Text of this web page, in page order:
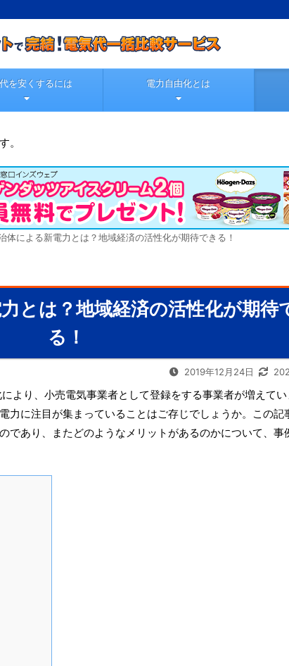
を安くするには 電力自由化とは
。
体による新電力とは？地域経済の活性化が期待できる！
とは？地域経済の活性化が期待
る！
2019年12月24日
より、小売電気事業者として登録をする事業者が増えて
に注目が集まっていることはご存じでしょうか。この記
であり、またどのようなメリットがあるのかについて、事